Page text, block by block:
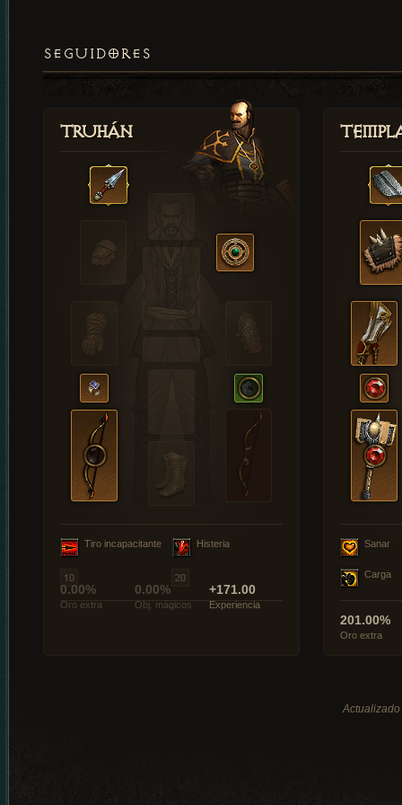
SEGUIDORES
Truhán
Tiro incapacitante Histeria
0.00%
Oro extra
0.00%
Obj. mágicos
+171.00
Experiencia
Sanar
Carga
201.00%
Oro extra